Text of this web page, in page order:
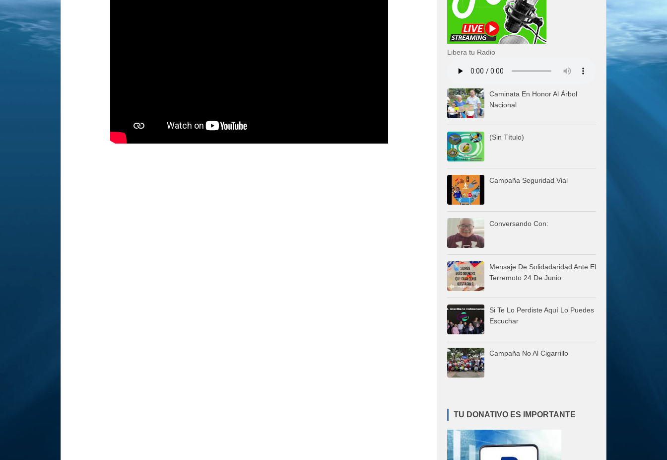
Libera tu Radio
Caminata En Honor Al Árbol
Nacional
(sin Título)
Campaña Seguridad Vial
Conversando Con:
Mensaje De Solidadaridad Ante El
Terremoto 24 De Junio
Si Te Lo Perdiste Aquí Lo Puedes
Escuchar
Campaña No Al Cigarrillo
TU DONATIVO ES IMPORTANTE